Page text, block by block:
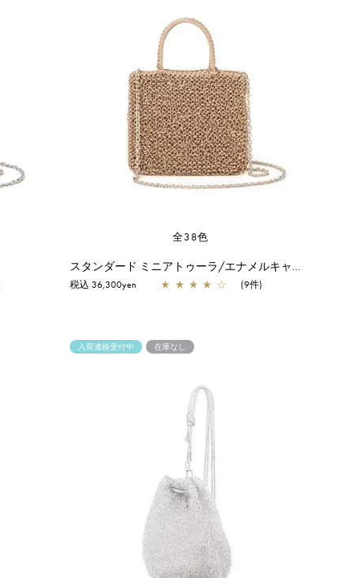
全38色
スタンダード ミニアトゥーラ/エナメルキャメル
税込 36,300yen ★ ★ ★ ★ ☆ (9件)
入荷連絡受付中 在庫なし